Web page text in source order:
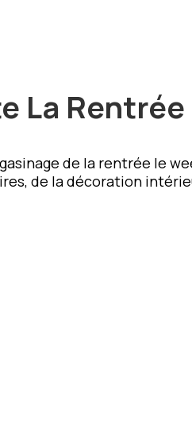
La
de la rentrée le
de la décoration